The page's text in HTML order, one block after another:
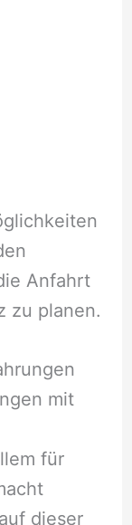
Anfahrt
zu planen.
mit
für
dieser